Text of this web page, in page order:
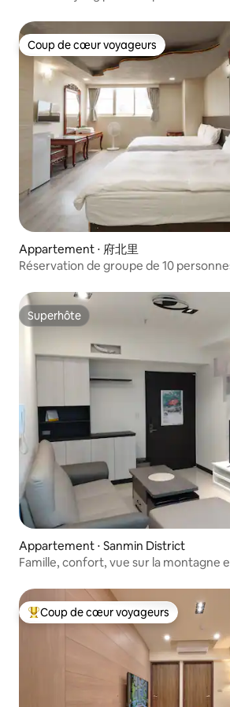
rencontrer d'autres voyageurs De plus,
nous ne pouvons pas fumer dans notre
famille La maison est située dans un
quartier résidentiel Évitez d'affecter
autres Il est également difficile de
baisser le volume après 22 h Merci à
vous, j'adore ma maison et j'espère
vous pourrez prendre soin de lui Avis !
Attention !Il nous est strictement
interdit de faire venir des visiteurs à
privé. Veuillez accepter ci-dessus et
réserver une autre arrivée ! Bienvenue
pour vous amuser dans la ville la plus
accueillante de Kaohsiung 😎 Nous
voyage 🥰
Coup de cœur voyageurs
Coup de cœur voyageurs
Appartement ⋅ 府北里
Réservation de groupe de 10
rivière d'amour x proximité de la
emplacement super chill
Superhôte
Superhôte
Appartement ⋅ Sanmin District
Famille, confort, vue sur la montagne
Coups de cœur voyageurs les plus
Coup de cœur voyageurs